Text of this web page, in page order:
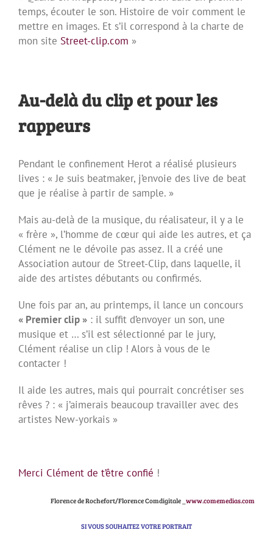
temps, écouter le son. Histoire de voir comment le
mettre en images. Et s’il correspond à la charte de
mon site Street-clip.com »
Au-delà du clip et pour les
rappeurs
Pendant le confinement Herot a réalisé plusieurs
lives : « Je suis beatmaker, j’envoie des live de beat
que je réalise à partir de sample. »
Mais au-delà de la musique, du réalisateur, il y a le
« frère », l’homme de cœur qui aide les autres, et ça
Clément ne le dévoile pas assez. Il a créé une
Association autour de Street-Clip, dans laquelle, il
aide des artistes débutants ou confirmés.
Une fois par an, au printemps, il lance un concours
« Premier clip » : il suffit d’envoyer un son, une
musique et … s’il est sélectionné par le jury,
Clément réalise un clip ! Alors à vous de le
contacter !
Il aide les autres, mais qui pourrait concrétiser ses
rêves ? : « j’aimerais beaucoup travailler avec des
artistes New-yorkais »
Merci Clément de t’être confié !
Florence de Rochefort/Florence Comdigitale _ www.comemedias.com
SI VOUS SOUHAITEZ VOTRE PORTRAIT